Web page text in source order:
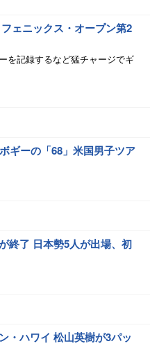
ェニックス・オープン第2
を記録するなど猛チャージでギ
ギーの「68」米国男子ツア
終了 日本勢5人が出場、初
・ハワイ 松山英樹が3パッ